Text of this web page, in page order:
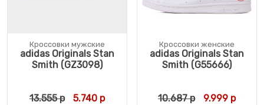
Кроссовки мужские
adidas Originals Stan
Smith (GZ3098)
13.555р Первоначальная цена составляла 13.555
5.740рТекущая цена: 5.740 р.
Кроссовки женские
adidas Originals Stan
Smith (G55666)
10.687р 9.999 р